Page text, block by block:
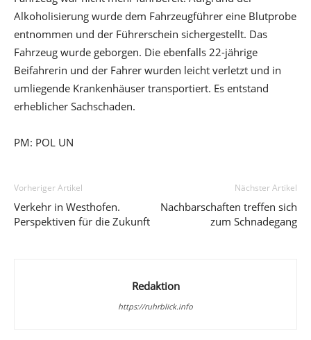
Alkoholisierung wurde dem Fahrzeugführer eine Blutprobe
entnommen und der Führerschein sichergestellt. Das
Fahrzeug wurde geborgen. Die ebenfalls 22-jährige
Beifahrerin und der Fahrer wurden leicht verletzt und in
umliegende Krankenhäuser transportiert. Es entstand
erheblicher Sachschaden.
PM: POL UN
Vorheriger Artikel
Verkehr in Westhofen.
Perspektiven für die Zukunft
Nächster Artikel
Nachbarschaften treffen sich
zum Schnadegang
Redaktion
https://ruhrblick.info